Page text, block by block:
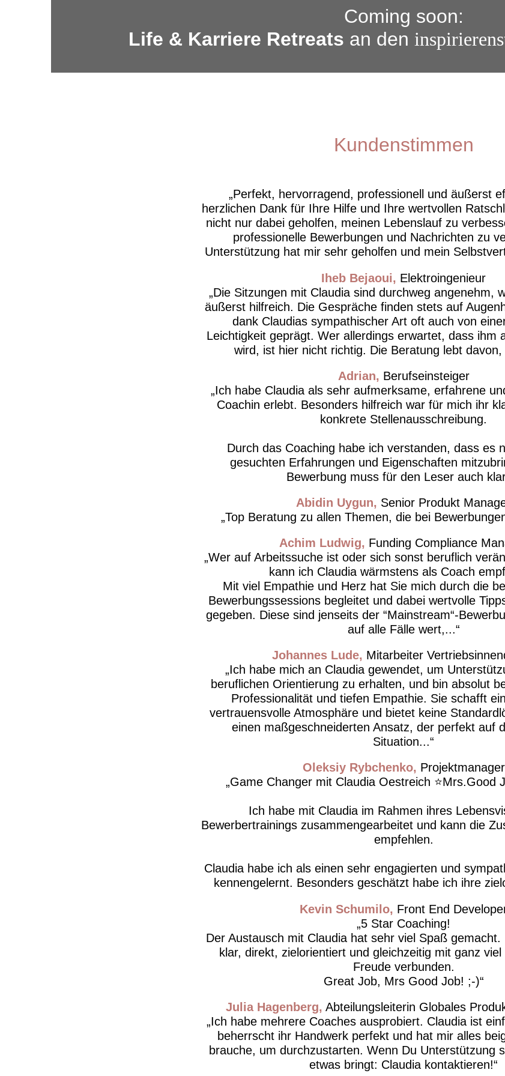
Coming soon:
Life & Karriere Retreats an den
Kundenstimmen
Perfekt, hervorragend, professionell und äußerst
herzlichen Dank für Ihre Hilfe und Ihre wertvollen
nicht nur dabei geholfen, meinen Lebenslauf zu
professionelle Bewerbungen und Nachrichten zu
Unterstützung hat mir sehr geholfen und mein
Iheb Bejaoui
Elektroingenieur
Die Sitzungen mit Claudia sind durchweg angenehm,
äußerst hilfreich. Die Gespräche finden stets auf
dank Claudias sympathischer Art oft auch von
Leichtigkeit geprägt. Wer allerdings erwartet, dass ihm
wird, ist hier nicht richtig. Die Beratung lebt
Adrian
Berufseinsteiger
Ich habe Claudia als sehr aufmerksame, erfahrene
Coachin erlebt. Besonders hilfreich war für mich ihr
konkrete Stellenausschreibung.
Durch das Coaching habe ich verstanden, dass es
gesuchten Erfahrungen und Eigenschaften
Bewerbung muss für den Leser auch
Abidin Uygun
Senior Produkt
Top Beratung zu allen Themen, die bei
Achim Ludwig
Funding Compliance
Wer auf Arbeitssuche ist oder sich sonst beruflich
kann ich Claudia wärmstens als Coach
Mit viel Empathie und Herz hat Sie mich durch die
Bewerbungssessions begleitet und dabei wertvolle
gegeben. Diese sind jenseits der “Mainstream“-
auf alle Fälle wert,...
Johannes Lude Mitarbeiter
​Ich habe mich an Claudia gewendet, um
beruflichen Orientierung zu erhalten, und bin absolut
Professionalität und tiefen Empathie. Sie schafft
vertrauensvolle Atmosphäre und bietet keine
einen maßgeschneiderten Ansatz, der perfekt auf
Situation...
Oleksiy Rybchenko
Projektmanager
Game Changer mit Claudia Oestreich ⭐️Mrs.Good
Ich habe mit Claudia im Rahmen ihres
Bewerbertrainings zusammengearbeitet und kann die
empfehlen.
Claudia habe ich als einen sehr engagierten und
kennengelernt. Besonders geschätzt habe ich ihre
Kevin Schumilo Front End
5 Star Coaching!
Der Austausch mit Claudia hat sehr viel Spaß gemacht.
klar, direkt, zielorientiert und gleichzeitig mit ganz
Freude verbunden.
Great Job, Mrs Good Job! ;-)
Julia Hagenberg Abteilungsleiterin Globales
Ich habe mehrere Coaches ausprobiert. Claudia ist
beherrscht ihr Handwerk perfekt und hat mir alles
brauche, um durchzustarten. Wenn Du Unterstützung
etwas bringt: Claudia kontaktieren!